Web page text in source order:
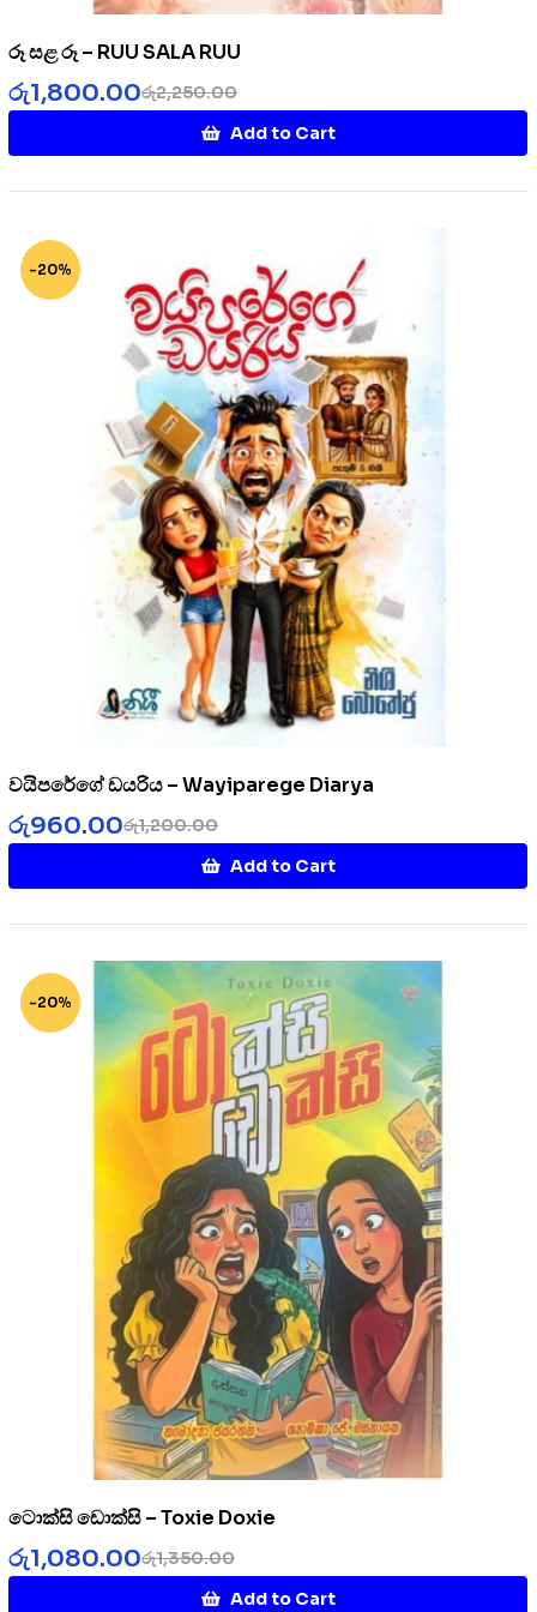
රූ සළ රූ – RUU SALA RUU
රු2,250.00
රු1,800.00
Add to Cart
-20%
වයිපරේගේ ඩයරිය – Wayiparege Diarya
රු1,200.00
රු960.00
Add to Cart
-20%
ටොක්සි ඩොක්සි – Toxie Doxie
රු1,350.00
රු1,080.00
Add to Cart